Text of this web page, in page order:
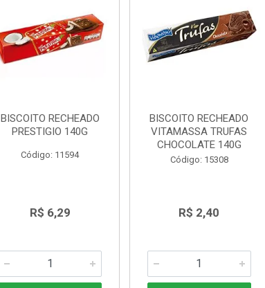
BISCOITO RECHEADO
PRESTIGIO 140G
Código: 11594
R$ 6,29
BISCOITO RECHEADO
VITAMASSA TRUFAS
CHOCOLATE 140G
Código: 15308
R$ 2,40